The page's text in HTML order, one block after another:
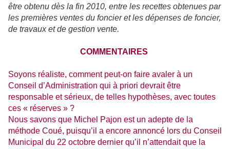
être obtenu dès la fin 2010, entre les recettes obtenues par
les premières ventes du foncier et les dépenses de foncier,
de travaux et de gestion vente.
COMMENTAIRES
Soyons réaliste, comment peut-on faire avaler à un
Conseil d’Administration qui à priori devrait être
responsable et sérieux, de telles hypothèses, avec toutes
ces « réserves » ?
Nous savons que Michel Pajon est un adepte de la
méthode Coué, puisqu’il a encore annoncé lors du Conseil
Municipal du 22 octobre dernier qu’il n’attendait que la